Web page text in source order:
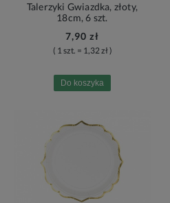
Talerzyki Gwiazdka, złoty,
18cm, 6 szt.
7,90 zł
( 1 szt. = 1,32 zł )
Do koszyka